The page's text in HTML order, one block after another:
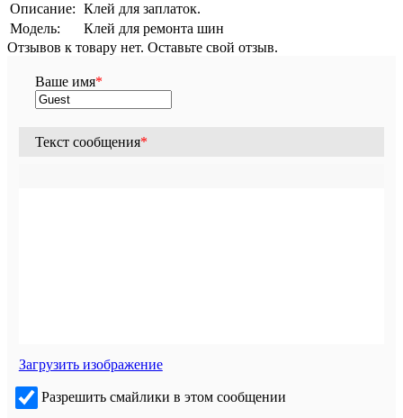
Описание: Клей для заплаток.
Модель:
Клей для ремонта шин
Отзывов к товару нет. Оставьте свой отзыв.
Ваше имя*
Текст сообщения*
Загрузить изображение
Разрешить смайлики в этом сообщении